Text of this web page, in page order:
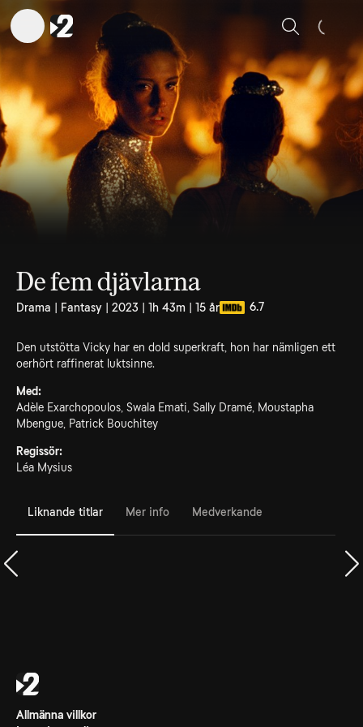
Sök
De fem djävlarna
Drama | Fantasy | 2023 | 1h 43m | 15 år 6.7
Den utstötta Vicky har en dold superkraft, hon har nämligen ett
oerhört raffinerat luktsinne.
Med:
Adèle Exarchopoulos, Swala Emati, Sally Dramé, Moustapha
Mbengue, Patrick Bouchitey
Regissör:
Léa Mysius
Liknande titlar Mer info Medverkande
Allmänna villkor